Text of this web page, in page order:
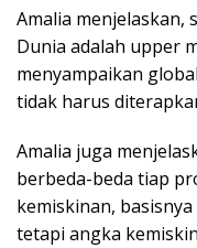
Amalia menjelaskan,
Dunia adalah upper
menyampaikan
tidak harus
Amalia juga
berbeda-beda tiap
kemiskinan,
tetapi angka